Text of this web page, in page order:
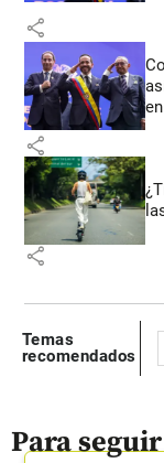
share
share
share
Temas
recomendados
Para